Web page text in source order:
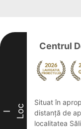
I Loc
Centrul
Situat în
distanță de
localitatea